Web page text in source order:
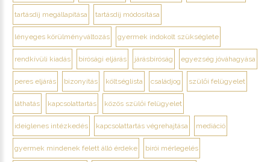
tartásdíj megállapítása tartásdíj módosítása
lényeges körülményváltozás gyermek indokolt szükséglete
rendkívüli kiadás bírósági eljárás járásbíróság egyezség jóváhagyása
peres eljárás bizonyítás költséglista családjog szülői felügyelet
láthatás kapcsolattartás közös szülői felügyelet
ideiglenes intézkedés kapcsolattartás végrehajtása mediáció
gyermek mindenek felett álló érdeke bírói mérlegelés